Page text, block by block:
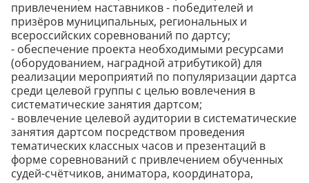
привлечением наставников - победителей и
призёров муниципальных, региональных и
всероссийских соревнований по дартсу;
- обеспечение проекта необходимыми ресурсами
(оборудованием, наградной атрибутикой) для
реализации мероприятий по популяризации дартса
среди целевой группы с целью вовлечения в
систематические занятия дартсом;
- вовлечение целевой аудитории в систематические
занятия дартсом посредством проведения
тематических классных часов и презентаций в
форме соревнований с привлечением обученных
судей-счётчиков, аниматора, координатора,